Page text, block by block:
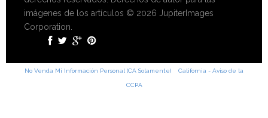
imágenes de los artículos © 2026 JupiterImages
Corporation.
No Venda Mi Información Personal (CA Solamente) California - Aviso de la
CCPA